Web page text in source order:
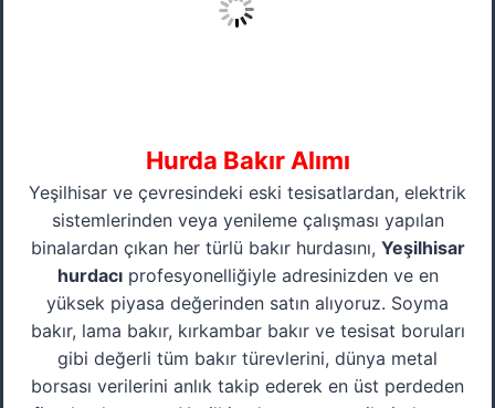
Hurda Bakır Alımı
Yeşilhisar ve çevresindeki eski tesisatlardan, elektrik
sistemlerinden veya yenileme çalışması yapılan
binalardan çıkan her türlü bakır hurdasını, Yeşilhisar
hurdacıprofesyonelliğiyle adresinizden ve en
yüksek piyasa değerinden satın alıyoruz. Soyma
bakır, lama bakır, kırkambar bakır ve tesisat boruları
gibi değerli tüm bakır türevlerini, dünya metal
borsası verilerini anlık takip ederek en üst perdeden